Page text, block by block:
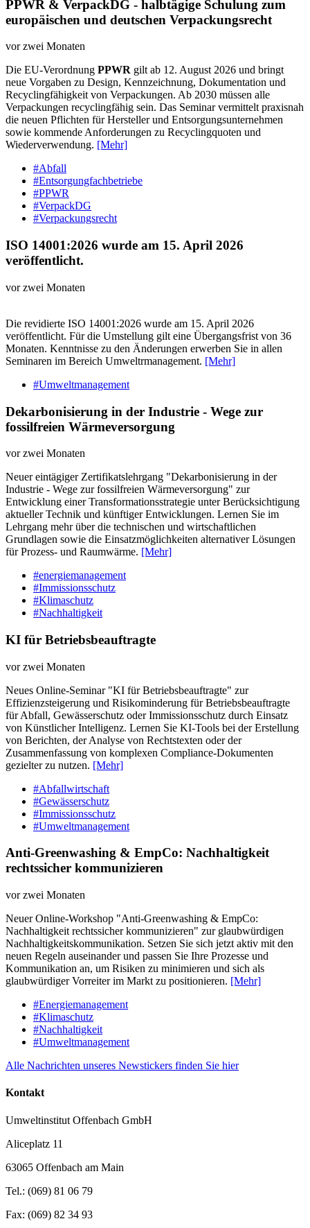
PPWR & VerpackDG - halbtägige Schulung zum
europäischen und deutschen Verpackungsrecht
vor zwei Monaten
Die EU-Verordnung PPWR gilt ab 12. August 2026 und bringt
neue Vorgaben zu Design, Kennzeichnung, Dokumentation und
Recyclingfähigkeit von Verpackungen. Ab 2030 müssen alle
Verpackungen recyclingfähig sein. Das Seminar vermittelt praxisnah
die neuen Pflichten für Hersteller und Entsorgungsunternehmen
sowie kommende Anforderungen zu Recyclingquoten und
Wiederverwendung. [Mehr]
#Abfall
#Entsorgungfachbetriebe
#PPWR
#VerpackDG
#Verpackungsrecht
ISO 14001:2026 wurde am 15. April 2026
veröffentlicht.
vor zwei Monaten
Die revidierte ISO 14001:2026 wurde am 15. April 2026
veröffentlicht. Für die Umstellung gilt eine Übergangsfrist von 36
Monaten. Kenntnisse zu den Änderungen erwerben Sie in allen
Seminaren im Bereich Umweltrmanagement. [Mehr]
#Umweltmanagement
Dekarbonisierung in der Industrie - Wege zur
fossilfreien Wärmeversorgung
vor zwei Monaten
Neuer eintägiger Zertifikatslehrgang "Dekarbonisierung in der
Industrie - Wege zur fossilfreien Wärmeversorgung" zur
Entwicklung einer Transformationsstrategie unter Berücksichtigung
aktueller Technik und künftiger Entwicklungen. Lernen Sie im
Lehrgang mehr über die technischen und wirtschaftlichen
Grundlagen sowie die Einsatzmöglichkeiten alternativer Lösungen
für Prozess- und Raumwärme. [Mehr]
#energiemanagement
#Immissionsschutz
#Klimaschutz
#Nachhaltigkeit
KI für Betriebsbeauftragte
vor zwei Monaten
Neues Online-Seminar "KI für Betriebsbeauftragte" zur
Effizienzsteigerung und Risikominderung für Betriebsbeauftragte
für Abfall, Gewässerschutz oder Immissionsschutz durch Einsatz
von Künstlicher Intelligenz. Lernen Sie KI-Tools bei der Erstellung
von Berichten, der Analyse von Rechtstexten oder der
Zusammenfassung von komplexen Compliance-Dokumenten
gezielter zu nutzen. [Mehr]
#Abfallwirtschaft
#Gewässerschutz
#Immissionsschutz
#Umweltmanagement
Anti-Greenwashing & EmpCo: Nachhaltigkeit
rechtssicher kommunizieren
vor zwei Monaten
Neuer Online-Workshop "Anti-Greenwashing & EmpCo:
Nachhaltigkeit rechtssicher kommunizieren" zur glaubwürdigen
Nachhaltigkeitskommunikation. Setzen Sie sich jetzt aktiv mit den
neuen Regeln auseinander und passen Sie Ihre Prozesse und
Kommunikation an, um Risiken zu minimieren und sich als
glaubwürdiger Vorreiter im Markt zu positionieren. [Mehr]
#Energiemanagement
#Klimaschutz
#Nachhaltigkeit
#Umweltmanagement
Alle Nachrichten unseres Newstickers finden Sie hier
Kontakt
Umweltinstitut Offenbach GmbH
Aliceplatz 11
63065 Offenbach am Main
Tel.: (069) 81 06 79
Fax: (069) 82 34 93